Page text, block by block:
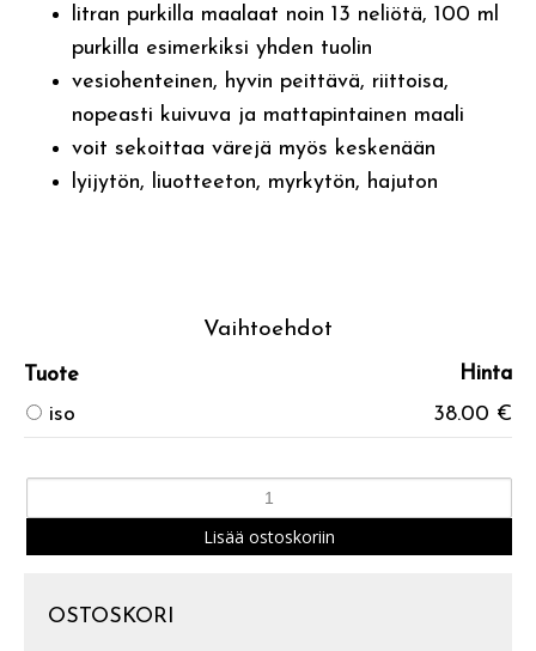
litran purkilla maalaat noin 13 neliötä, 100 ml
purkilla esimerkiksi yhden tuolin
vesiohenteinen, hyvin peittävä, riittoisa,
nopeasti kuivuva ja mattapintainen maali
voit sekoittaa värejä myös keskenään
lyijytön, liuotteeton, myrkytön, hajuton
Vaihtoehdot
Tuote
Hinta
iso
38.00 €
OSTOSKORI